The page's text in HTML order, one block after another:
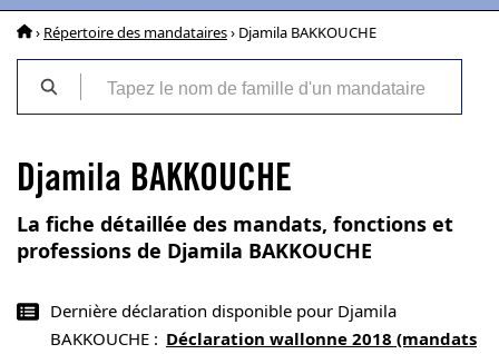
› Répertoire des mandataires› Djamila BAKKOUCHE
Djamila BAKKOUCHE
La fiche détaillée des mandats, fonctions et
professions de Djamila BAKKOUCHE
Dernière déclaration disponible pour Djamila
BAKKOUCHE : Déclaration wallonne 2018 (mandats